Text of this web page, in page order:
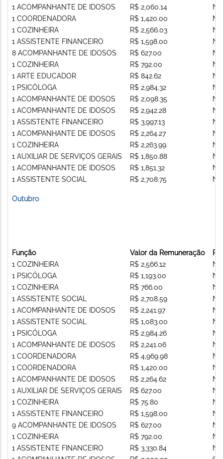
1 ACOMPANHANTE DE IDOSOS
1 COORDENADORA
1 COZINHEIRA
1 ASSISTENTE FINANCEIRO
8 ACOMPANHANTE DE IDOSOS
1 COZINHEIRA
1 ARTE EDUCADOR
1 PSICÓLOGA
1 ACOMPANHANTE DE IDOSOS
1 ACOMPANHANTE DE IDOSOS
1 ASSISTENTE FINANCEIRO
1 ACOMPANHANTE DE IDOSOS
1 COZINHEIRA
1 AUXILIAR DE SERVIÇOS GERAIS
1 ACOMPANHANTE DE IDOSOS
1 ASSISTENTE SOCIAL
R$ 2,060.14
R$ 1,420.00
R$ 2,566.03
R$ 1,598.00
R$ 627.00
R$ 792.00
R$ 842.62
R$ 2,984.32
R$ 2,098.35
R$ 2,942.28
R$ 3,997.13
R$ 2,264.27
R$ 2,263.99
R$ 1,850.88
R$ 1,851.32
R$ 2,708.75
Outubro
Função
1 COZINHEIRA
1 PSICÓLOGA
1 COZINHEIRA
1 ASSISTENTE SOCIAL
1 ACOMPANHANTE DE IDOSOS
1 ASSISTENTE SOCIAL
1 PSICÓLOGA
1 ACOMPANHANTE DE IDOSOS
1 COORDENADORA
1 COORDENADORA
1 ACOMPANHANTE DE IDOSOS
1 AUXILIAR DE SERVIÇOS GERAIS
1 COZINHEIRA
1 ASSISTENTE FINANCEIRO
9 ACOMPANHANTE DE IDOSOS
1 COZINHEIRA
1 ASSISTENTE FINANCEIRO
Valor da Remuneração
R$ 2,566.12
R$ 1,193.00
R$ 766.00
R$ 2,708.59
R$ 2,241.97
R$ 1,083.00
R$ 2,984.26
R$ 2,241.06
R$ 4,969.98
R$ 1,420.00
R$ 2,264.62
R$ 627.00
R$ 75.80
R$ 1,598.00
R$ 627.00
R$ 792.00
R$ 3,330.84